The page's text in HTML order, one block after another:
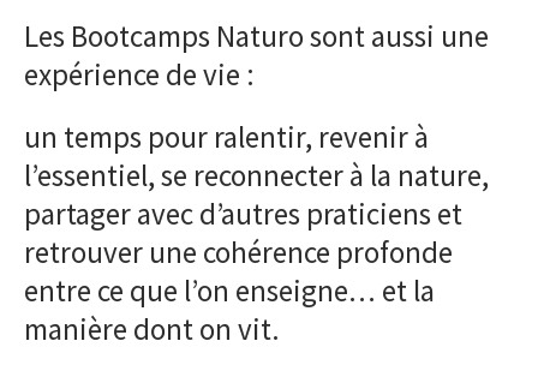
Les Bootcamps Naturo sont aussi une
expérience de vie :
un temps pour ralentir, revenir à
l’essentiel, se reconnecter à la nature,
partager avec d’autres praticiens et
retrouver une cohérence profonde
entre ce que l’on enseigne… et la
manière dont on vit.